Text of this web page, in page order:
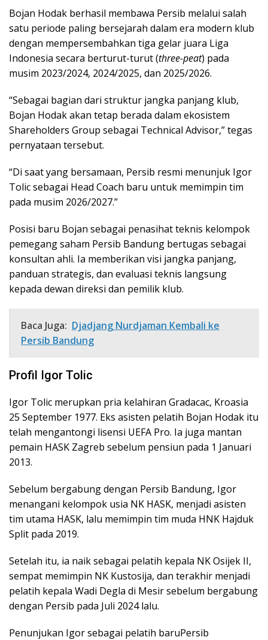
Bojan Hodak berhasil membawa Persib melalui salah
satu periode paling bersejarah dalam era modern klub
dengan mempersembahkan tiga gelar juara Liga
Indonesia secara berturut-turut (three-peat) pada
musim 2023/2024, 2024/2025, dan 2025/2026.
“Sebagai bagian dari struktur jangka panjang klub,
Bojan Hodak akan tetap berada dalam ekosistem
Shareholders Group sebagai Technical Advisor,” tegas
pernyataan tersebut.
“Di saat yang bersamaan, Persib resmi menunjuk Igor
Tolic sebagai Head Coach baru untuk memimpin tim
pada musim 2026/2027.”
Posisi baru Bojan sebagai penasihat teknis kelompok
pemegang saham Persib Bandung bertugas sebagai
konsultan ahli. Ia memberikan visi jangka panjang,
panduan strategis, dan evaluasi teknis langsung
kepada dewan direksi dan pemilik klub.
Baca Juga: Djadjang Nurdjaman Kembali ke
Persib Bandung
Profil Igor Tolic
Igor Tolic merupkan pria kelahiran Gradacac, Kroasia
25 September 1977. Eks asisten pelatih Bojan Hodak itu
telah mengantongi lisensi UEFA Pro. Ia juga mantan
pemain HASK Zagreb sebelum pensiun pada 1 Januari
2013.
Sebelum bergabung dengan Persib Bandung, Igor
menangani kelompok usia NK HASK, menjadi asisten
tim utama HASK, lalu memimpin tim muda HNK Hajduk
Split pada 2019.
Setelah itu, ia naik sebagai pelatih kepala NK Osijek II,
sempat memimpin NK Kustosija, dan terakhir menjadi
pelatih kepala Wadi Degla di Mesir sebelum bergabung
dengan Persib pada Juli 2024 lalu.
Penunjukan Igor sebagai pelatih baruPersib